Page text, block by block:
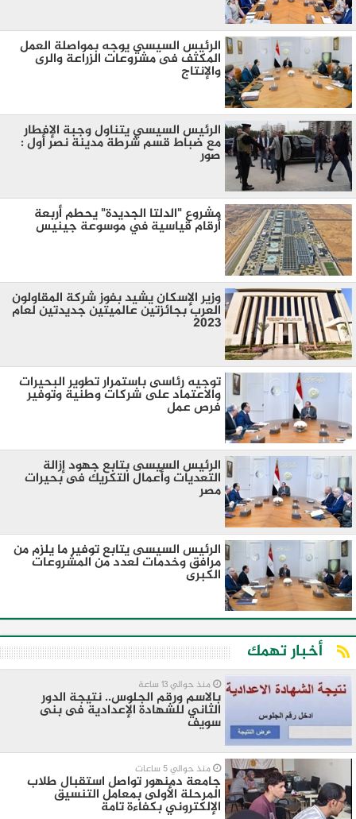
الرئيس السيسي يوجه بمواصلة العمل
المكثف فى مشروعات الزراعة والرى
والإنتاج
الرئيس السيسي يتناول وجبة الإفطار
مع ضباط قسم شرطة مدينة نصر أول :
صور
مشروع "الدلتا الجديدة" يحطم أربعة
أرقام قياسية في موسوعة جينيس
وزير الإسكان يشيد بفوز شركة المقاولون
العرب بجائزتين عالميتين جديدتين لعام
2023
توجيه رئاسى باستمرار تطوير البحيرات
والاعتماد على شركات وطنية وتوفير
فرص عمل
الرئيس السيسى بتابع جهود إزالة
التعديات وأعمال التكريك فى بحيرات
مصر
الرئيس السيسى يتابع توفير ما يلزم من
مرافق وخدمات لعدد من المشروعات
الكبرى
أخبار تهمك
منذ حوالي 13 ساعة
بالاسم ورقم الجلوس.. نتيجة الدور
الثاني للشهادة الإعدادية فى بنى
سويف
منذ حوالي 5 ساعات
جامعة دمنهور تواصل استقبال طلاب
المرحلة الأولى بمعامل التنسيق
الإلكتروني بكفاءة تامة